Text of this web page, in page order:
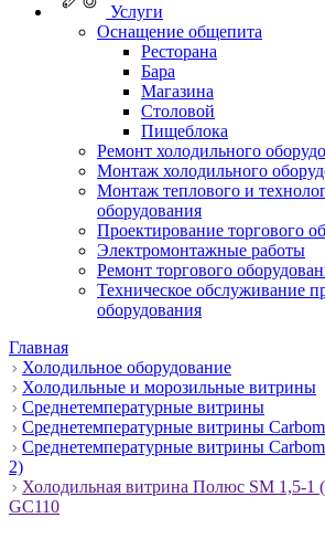
Услуги
Оснащение общепита
Ресторана
Бара
Магазина
Столовой
Пищеблока
Ремонт холодильного
Монтаж холодильного
Монтаж теплового и
оборудования
Проектирование торгового
Электромонтажные работы
Ремонт торгового
Техническое обслуживание
оборудования
Главная
Холодильное оборудование
Холодильные и морозильные витрины
Среднетемпературные витрины
Среднетемпературные витрины
Среднетемпературные витрины
2)
Холодильная витрина Полюс SM 1,5-1
GC110